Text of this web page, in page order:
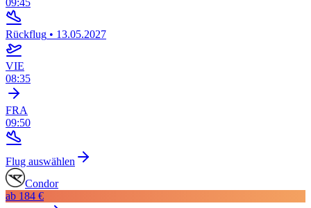
Rückflug • 13.05.2027
VIE
08:35
FRA
09:50
Flug auswählen
Condor
ab 184 €